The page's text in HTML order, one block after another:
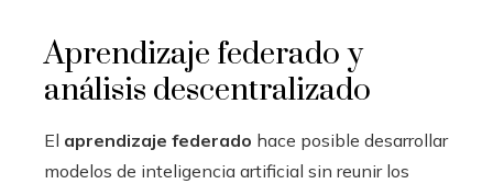
Aprendizaje federado y
análisis descentralizado
El aprendizaje federado hace posible desarrollar
modelos de inteligencia artificial sin reunir los